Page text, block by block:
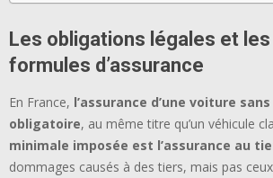
Les obligations légales et
formules d’assurance
En France, l’assurance d’une voiture
obligatoire, au même titre qu’un véhicule
minimale imposée est l’assurance au
dommages causés à des tiers, mais pas